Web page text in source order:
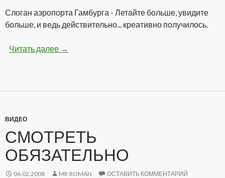
Слоган аэропорта Гамбурга - Летайте больше, увидите
больше, и ведь действительно... креативно получилось.
Читать далее Нам сверху видно все, ты так и знай!
→
ВИДЕО
СМОТРЕТЬ
ОБЯЗАТЕЛЬНО
06.02.2008 MR.ROMAN ОСТАВИТЬ КОММЕНТАРИЙ